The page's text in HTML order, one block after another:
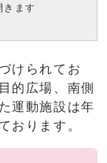
きます
けられてお
的広場、南側
運動施設は年
おります。